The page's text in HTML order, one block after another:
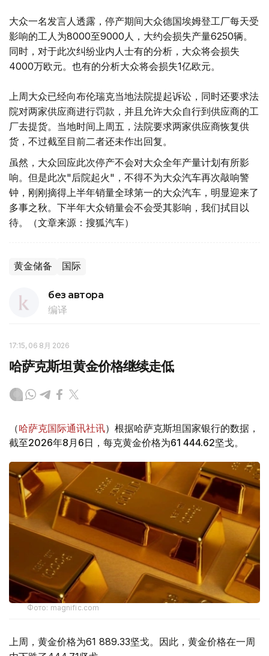
大众一名发言人透露，停产期间大众德国埃姆登工厂每天受
影响的工人为8000至9000人，大约会损失产量6250辆。
同时，对于此次纠纷业内人士有的分析，大众将会损失
4000万欧元。也有的分析大众将会损失1亿欧元。
上周大众已经向布伦瑞克当地法院提起诉讼，同时还要求法
院对两家供应商进行罚款，并且允许大众自行到供应商的工
厂去提货。当地时间上周五，法院要求两家供应商恢复供
货，不过截至目前二者还未作出回复。
虽然，大众回应此次停产不会对大众全年产量计划有所影
响。但是此次"后院起火"，不得不为大众汽车再次敲响警
钟，刚刚摘得上半年销量全球第一的大众汽车，明显迎来了
多事之秋。下半年大众销量会不会受其影响，我们拭目以
待。（文章来源：搜狐汽车）
黄金储备 国际
без автора
编译
17:15, 06 8月 2026
哈萨克斯坦黄金价格继续走低
（哈萨克国际通讯社讯）根据哈萨克斯坦国家银行的数据，
截至2026年8月6日，每克黄金价格为61 444.62坚戈。
Фото: magnific.com
上周，黄金价格为61 889.33坚戈。因此，黄金价格在一周